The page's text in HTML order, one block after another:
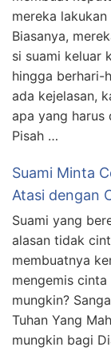
mereka
Biasanya,
si suami keluar
hingga berhari-
ada kejelasan,
apa yang harus
Pisah …
Suami Minta
Atasi dengan
Suami yang
alasan tidak
membuatnya
mengemis
mungkin?
Tuhan Yang
mungkin bagi